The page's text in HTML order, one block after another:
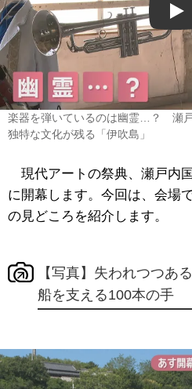
Play
楽器を弾いているのは幽霊…？ 瀬
独特な文化が残る「伊吹島」
現代アートの祭典、瀬戸内
に開幕します。今回は、会場
の見どころを紹介します。
【写真】失われつつあ
船を支える100本の手